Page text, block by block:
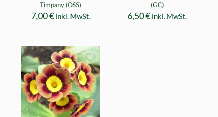
Timpany (OSS)
7,00€ inkl. MwSt.
(GC)
6,50€ inkl. MwSt.